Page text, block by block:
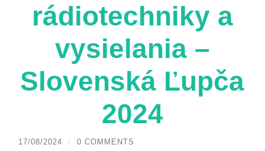
rádiotechniky a
vysielania –
Slovenská Ľupča
2024
17/08/2024 / 0 COMMENTS